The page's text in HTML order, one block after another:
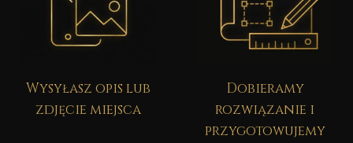
Wysyłasz opis lub
zdjęcie miejsca
Dobieramy
rozwiązanie i
przygotowujemy